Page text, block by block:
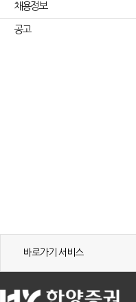
채용정보
공고
바로가기 서비스